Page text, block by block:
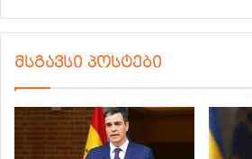
მსგავსი პოსტები